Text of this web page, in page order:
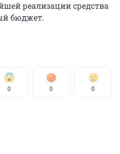
реализации средства
бюджет.
0 0 0